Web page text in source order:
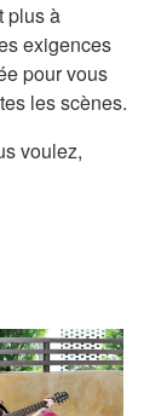
plus à
exigences
pour vous
les scènes.
voulez,